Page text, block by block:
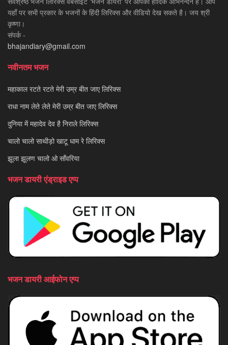
यहाँ पर सभी प्रकार के भजनों के हिंदी लिरिक्स और वीडियो देख सकते है। जय श्री
कृष्णा।
संपर्क -
bhajandiary@gmail.com
नवीनतम भजन
महाकाल रटते रटते मेरी उम्र बीत जाए लिरिक्स
राधा नाम लेते लेते मेरी उम्र बीत जाए लिरिक्स
दुनिया में महादेव देव है निराले लिरिक्स
चालो चालो साथीड़ो खाटू धाम रे लिरिक्स
झूला झूलण चालो ओ साँवरिया
भजन डायरी एंड्राइड एप्प
भजन डायरी आईफोन एप्प